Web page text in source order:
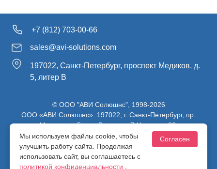
+7 (812) 703-00-66
sales@avi-solutions.com
197022, Санкт-Петербург, проспект Медиков, д.
5, литер В
© ООО "АВИ Солюшнс", 1998-2026
ООО «АВИ Солюшнс». 197022, г. Санкт-Петербург, пр.
Медиков, д.5, лит. В, ч. пом. 7-Н, ч. ком. 82.
ИНН 7813470830 / КПП 781301001 / ОГРН 1107847137980
Политика конфиденциальности
Мы используем файлы cookie, чтобы
улучшить работу сайта. Продолжая
использовать сайт, вы соглашаетесь с
политикой конфиденциальности
Согласен